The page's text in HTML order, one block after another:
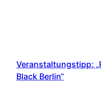
Veranstaltungstipp:
Black Berlin“